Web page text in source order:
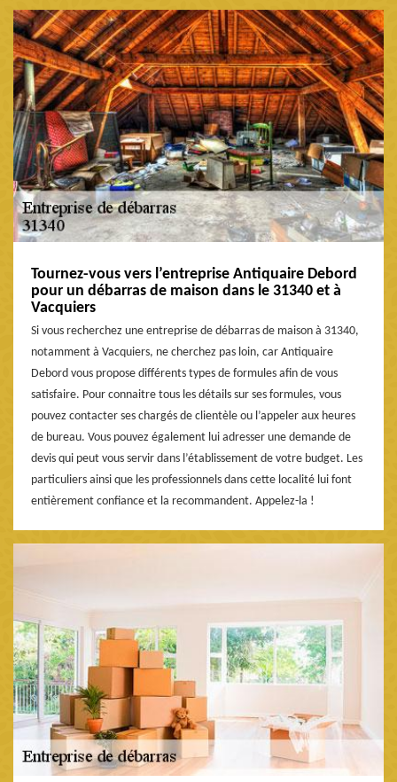
Tournez-vous vers l’entreprise Antiquaire Debord
pour un débarras de maison dans le 31340 et à
Vacquiers
Si vous recherchez une entreprise de débarras de maison à 31340,
notamment à Vacquiers, ne cherchez pas loin, car Antiquaire
Debord vous propose différents types de formules afin de vous
satisfaire. Pour connaitre tous les détails sur ses formules, vous
pouvez contacter ses chargés de clientèle ou l’appeler aux heures
de bureau. Vous pouvez également lui adresser une demande de
devis qui peut vous servir dans l’établissement de votre budget. Les
particuliers ainsi que les professionnels dans cette localité lui font
entièrement confiance et la recommandent. Appelez-la !